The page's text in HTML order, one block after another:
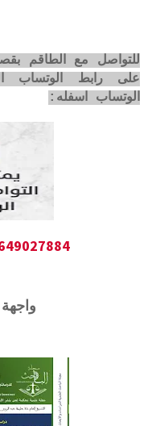
للتواصل مع الطاقم
على رابط الوتساب
الوتساب اسفله: